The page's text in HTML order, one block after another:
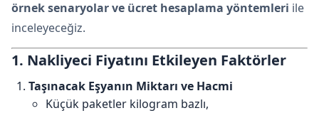
örnek senaryolar ve ücret hesaplama yöntemleri ile
inceleyeceğiz.
1. Nakliyeci Fiyatını Etkileyen Faktörler
Taşınacak Eşyanın Miktarı ve Hacmi
Küçük paketler kilogram bazlı,